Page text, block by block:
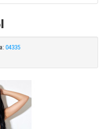
04335